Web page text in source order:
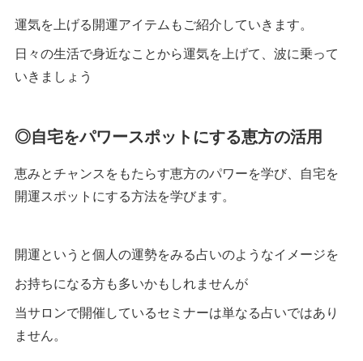
運気を上げる開運アイテムもご紹介していきます。
日々の生活で身近なことから運気を上げて、波に乗って
いきましょう
◎自宅をパワースポットにする恵方の活用
恵みとチャンスをもたらす恵方のパワーを学び、自宅を
開運スポットにする方法を学びます。
開運というと個人の運勢をみる占いのようなイメージを
お持ちになる方も多いかもしれませんが
当サロンで開催しているセミナーは単なる占いではあり
ません。